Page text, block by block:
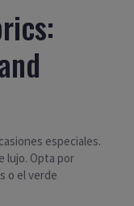
especiales.
lujo. Opta por
o el verde